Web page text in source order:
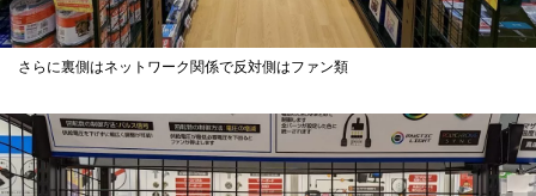
さらに裏側はネットワーク関係で反対側はファン類